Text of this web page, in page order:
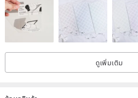
[The Perfect Size and Color]
The size of
(width) x 10 cm (height) x 1(±0,1) cm
size adding stability for a hot tea or coffee
tumbler or glass. In basic default set of 4
supplied in a yellow, pink, mint and blue
Yellow, Pink, Mint, Blue, Peach, Silver,
ดูเพิ่มเติม